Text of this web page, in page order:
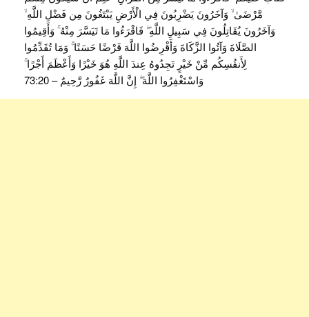
مَّرْضَىٰ ۙ وَآخَرُونَ يَضْرِبُونَ فِي الْأَرْضِ يَبْتَغُونَ مِن فَضْلِ اللَّهِ ۙ
وَآخَرُونَ يُقَاتِلُونَ فِي سَبِيلِ اللَّهِ ۖ فَاقْرَءُوا مَا تَيَسَّرَ مِنْهُ ۚ وَأَقِيمُوا
الصَّلَاةَ وَآتُوا الزَّكَاةَ وَأَقْرِضُوا اللَّهَ قَرْضًا حَسَنًا ۚ وَمَا تُقَدِّمُوا
لِأَنفُسِكُم مِّنْ خَيْرٍ تَجِدُوهُ عِندَ اللَّهِ هُوَ خَيْرًا وَأَعْظَمَ أَجْرًا ۚ
وَاسْتَغْفِرُوا اللَّهَ ۖ إِنَّ اللَّهَ غَفُورٌ رَّحِيمٌ – 73:20